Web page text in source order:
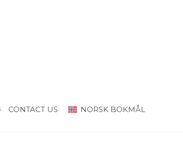
vis submeny for “PRODA Regional”
CONTACT US NORSK BOKMÅL